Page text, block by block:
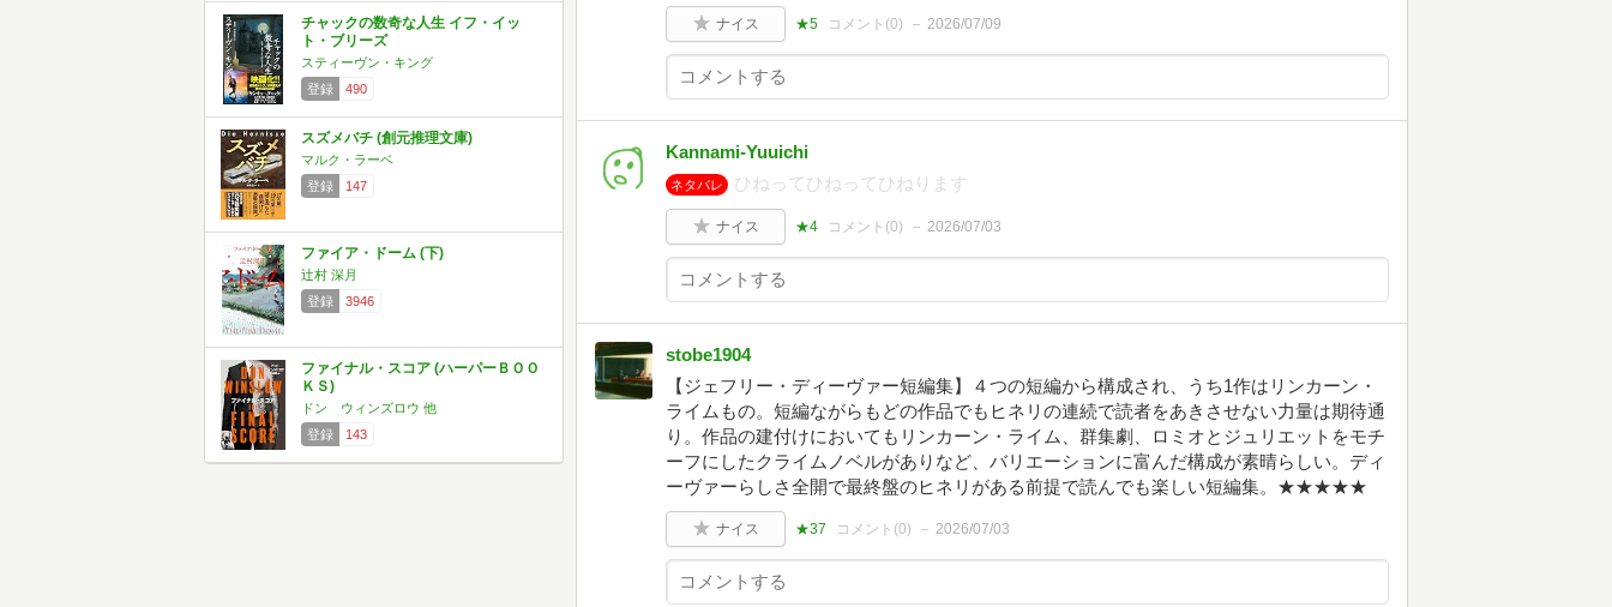
チャックの数奇な人生 イフ・イッ
ト・ブリーズ
スティーヴン・キング
登録
490
スズメバチ (創元推理文庫)
マルク・ラーベ
登録
147
ファイア・ドーム (下)
辻村 深月
登録
3946
ファイナル・スコア (ハーパーＢＯＯ
ＫＳ)
ドン ウィンズロウ 他
登録
143
ナイス ★5 コメント(0) 2026/07/09
Kannami-Yuuichi
ネタバレ ひねってひねってひねります
ナイス ★4 コメント(0) 2026/07/03
stobe1904
【ジェフリー・ディーヴァー短編集】４つの短編から構成され、うち1作はリンカーン・
ライムもの。短編ながらもどの作品でもヒネリの連続で読者をあきさせない力量は期待通
り。作品の建付けにおいてもリンカーン・ライム、群集劇、ロミオとジュリエットをモチ
ーフにしたクライムノベルがありなど、バリエーションに富んだ構成が素晴らしい。ディ
ーヴァーらしさ全開で最終盤のヒネリがある前提で読んでも楽しい短編集。★★★★★
ナイス ★37 コメント(0) 2026/07/03